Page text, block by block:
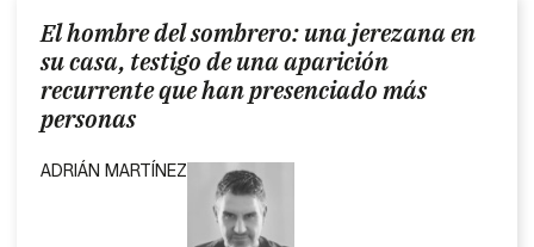
El hombre del sombrero: una jerezana en
su casa, testigo de una aparición
recurrente que han presenciado más
personas
ADRIÁN MARTÍNEZ